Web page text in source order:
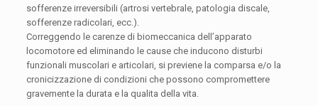
sofferenze irreversibili (artrosi vertebrale, patologia discale,
sofferenze radicolari, ecc.).
Correggendo le carenze di biomeccanica dell’apparato
locomotore ed eliminando le cause che inducono disturbi
funzionali muscolari e articolari, si previene la comparsa e/o la
cronicizzazione di condizioni che possono compromettere
gravemente la durata e la qualita della vita.